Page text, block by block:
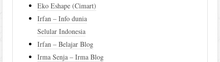
Eko Eshape (Cimart)
Irfan – Info dunia
Selular Indonesia
Irfan – Belajar Blog
Irma Senja – Irma Blog